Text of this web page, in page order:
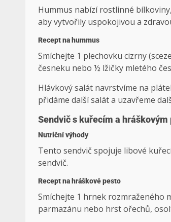
Hummus nabízí rostlinné
aby vytvořily uspokojivou a
Recept na hummus
Smíchejte 1 plechovku cizrny
česneku nebo ½ lžičky mletého
Hlávkový salát navrstvíme na
přidáme další salát a uzavřeme
Sendvič s kuřecím a hráškovým
Nutriční výhody
Tento sendvič spojuje libové
sendvič.
Recept na hráškové pesto
Smíchejte 1 hrnek rozmraženého
parmazánu nebo hrst ořechů,